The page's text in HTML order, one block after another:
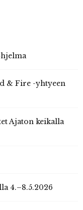
& Fire -yhtyeen
Ajaton keikalla
4.–8.5.2026